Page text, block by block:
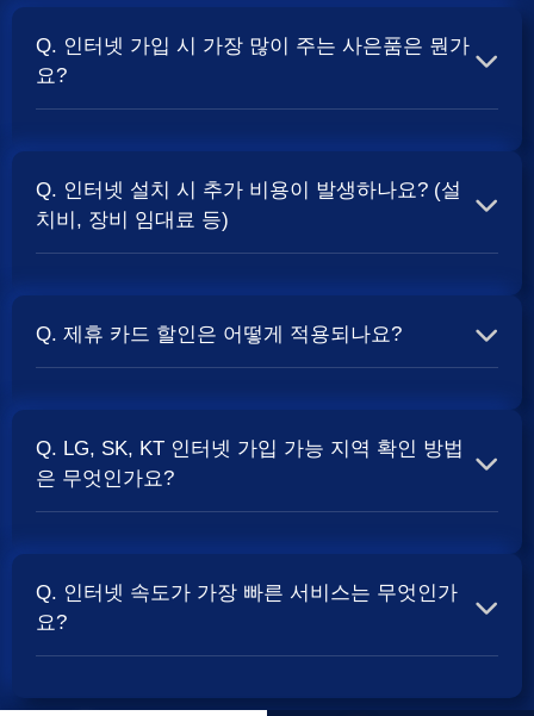
Q. 인터넷 가입 시 가장 많이 주는 사은품은 뭔가
요?
보통 500Mbps 또는 1Gbps 인터넷을 TV와 결합하여 가입
할 때 현금 사은품및 상품권 혜택이 더 크게 지급되는 경향
Q. 인터넷 설치 시 추가 비용이 발생하나요? (설
치비, 장비 임대료 등)
청구되는 경우가 많습니다. 다만, 인터넷 상품 및 프로모션
Q. 제휴 카드 할인은 어떻게 적용되나요?
서 일정 금액이 할인됩니다. 할인 금액과 조건은 카드사 및
통신사 정책에 따라 다릅니다. 합리적인
Q. LG, SK, KT 인터넷 가입 가능 지역 확인 방법
은 무엇인가요?
스에서 주소를 입력하시면 가입 가능한 상품 및 속도를 확
인하실 수 있습니다. 설치 가능한 회선 종류(광랜, FTTH 등)
Q. 인터넷 속도가 가장 빠른 서비스는 무엇인가
요?